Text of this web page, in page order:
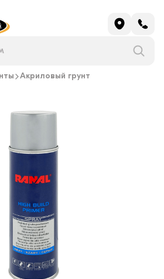
Акриловый грунт